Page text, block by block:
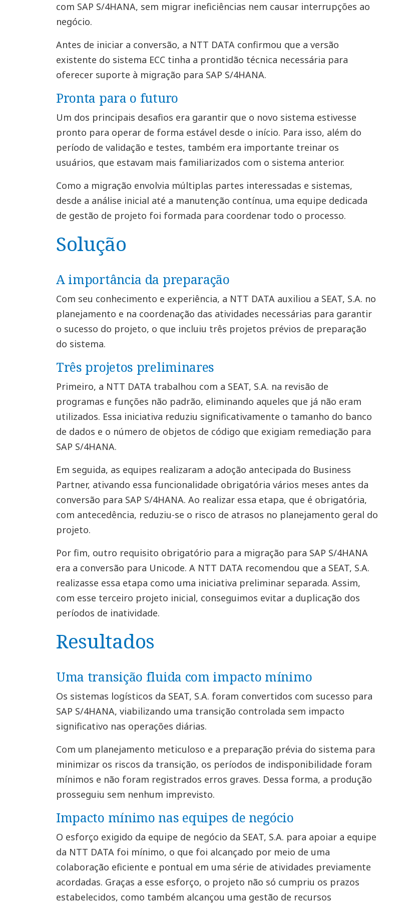
com SAP S/4HANA, sem migrar ineficiências nem causar interrupções ao
negócio.
Antes de iniciar a conversão, a NTT DATA confirmou que a versão
existente do sistema ECC tinha a prontidão técnica necessária para
oferecer suporte à migração para SAP S/4HANA.
Pronta para o futuro
Um dos principais desafios era garantir que o novo sistema estivesse
pronto para operar de forma estável desde o início. Para isso, além do
período de validação e testes, também era importante treinar os
usuários, que estavam mais familiarizados com o sistema anterior.
Como a migração envolvia múltiplas partes interessadas e sistemas,
desde a análise inicial até a manutenção contínua, uma equipe dedicada
de gestão de projeto foi formada para coordenar todo o processo.
Solução
A importância da preparação
Com seu conhecimento e experiência, a NTT DATA auxiliou a SEAT, S.A. no
planejamento e na coordenação das atividades necessárias para garantir
o sucesso do projeto, o que incluiu três projetos prévios de preparação
do sistema.
Três projetos preliminares
Primeiro, a NTT DATA trabalhou com a SEAT, S.A. na revisão de
programas e funções não padrão, eliminando aqueles que já não eram
utilizados. Essa iniciativa reduziu significativamente o tamanho do banco
de dados e o número de objetos de código que exigiam remediação para
SAP S/4HANA.
Em seguida, as equipes realizaram a adoção antecipada do Business
Partner, ativando essa funcionalidade obrigatória vários meses antes da
conversão para SAP S/4HANA. Ao realizar essa etapa, que é obrigatória,
com antecedência, reduziu-se o risco de atrasos no planejamento geral do
projeto.
Por fim, outro requisito obrigatório para a migração para SAP S/4HANA
era a conversão para Unicode. A NTT DATA recomendou que a SEAT, S.A.
realizasse essa etapa como uma iniciativa preliminar separada. Assim,
com esse terceiro projeto inicial, conseguimos evitar a duplicação dos
períodos de inatividade.
Resultados
Uma transição fluida com impacto mínimo
Os sistemas logísticos da SEAT, S.A. foram convertidos com sucesso para
SAP S/4HANA, viabilizando uma transição controlada sem impacto
significativo nas operações diárias.
Com um planejamento meticuloso e a preparação prévia do sistema para
minimizar os riscos da transição, os períodos de indisponibilidade foram
mínimos e não foram registrados erros graves. Dessa forma, a produção
prosseguiu sem nenhum imprevisto.
Impacto mínimo nas equipes de negócio
O esforço exigido da equipe de negócio da SEAT, S.A. para apoiar a equipe
da NTT DATA foi mínimo, o que foi alcançado por meio de uma
colaboração eficiente e pontual em uma série de atividades previamente
acordadas. Graças a esse esforço, o projeto não só cumpriu os prazos
estabelecidos, como também alcançou uma gestão de recursos